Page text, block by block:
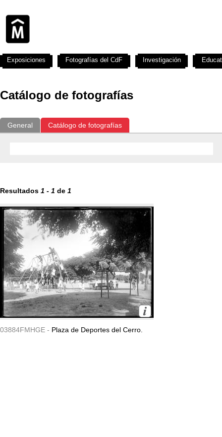
Catálogo de fotografías
General Catálogo de fotografías
Resultados 1 - 1 de 1
03884FMHGE - Plaza de Deportes del Cerro.
Exposiciones Fotografías del CdF Investigación